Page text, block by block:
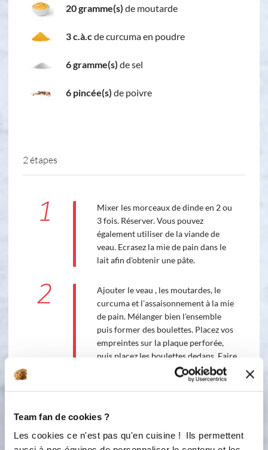
Team fan de cookies ?
Les cookies ce n'est pas qu'en cuisine ! Ils permettent
20 gramme(s) de moutarde
3 c.à.cde curcuma en poudre
6 gramme(s) de sel
6 pincée(s) de poivre
2 étapes
1
Mixer les morceaux de dinde en 2 ou
3 fois. Réserver. Vous pouvez
également utiliser de la viande de
veau. Ecrasez la mie de pain dans le
lait afin d'obtenir une pâte.
2
Ajouter le veau , les moutardes, le
curcuma et l'assaisonnement à la mie
de pain. Mélanger bien l'ensemble
puis former des boulettes. Placez vos
empreintes sur la plaque perforée,
puis placez les boulettes dedans. Faire
Bon appétit !